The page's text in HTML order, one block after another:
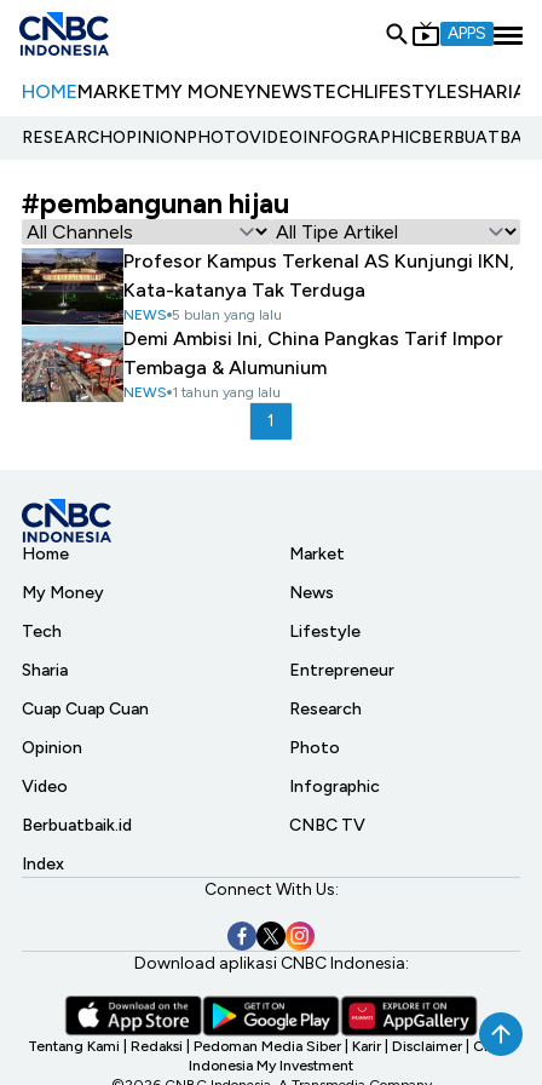
APPS
HOMEMARKETMY MONEYNEWSTECHLIFESTYLESHARIA
RESEARCHOPINIONPHOTOVIDEOINFOGRAPHIC
#pembangunan hijau
Profesor Kampus Terkenal AS Kunjungi IKN,
Kata-katanya Tak Terduga
NEWS 5 bulan yang lalu
Demi Ambisi Ini, China Pangkas Tarif Impor
Tembaga & Alumunium
NEWS 1 tahun yang lalu
1
Home
My Money
Tech
Sharia
Cuap Cuap Cuan
Opinion
Video
Berbuatbaik.id
Index
Market
News
Lifestyle
Entrepreneur
Research
Photo
Infographic
CNBC TV
Connect With Us:
Download aplikasi CNBC Indonesia:
Tentang Kami Redaksi Pedoman Media Siber Karir Disclaimer CNBC
Indonesia My Investment